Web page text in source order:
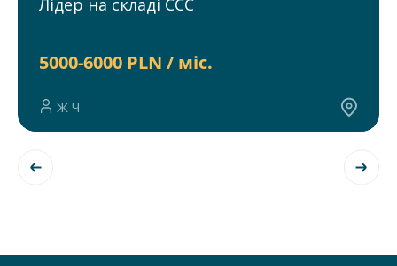
5000-6000 PLN / міс.
Ж Ч